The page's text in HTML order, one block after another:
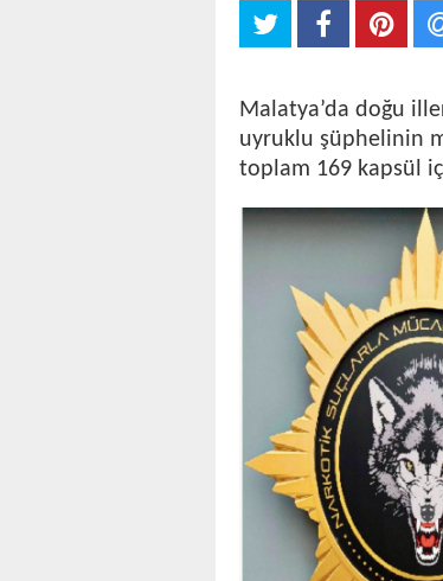
Malatya’da doğu
uyruklu şüphelinin
toplam 169 kapsül